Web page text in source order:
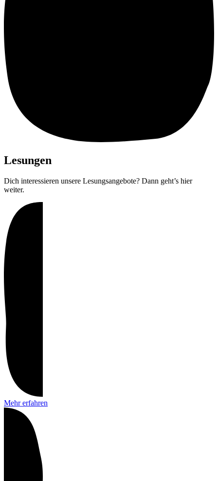
Lesungen
Dich interessieren unsere Lesungsangebote? Dann geht’s hier
weiter.
Mehr erfahren